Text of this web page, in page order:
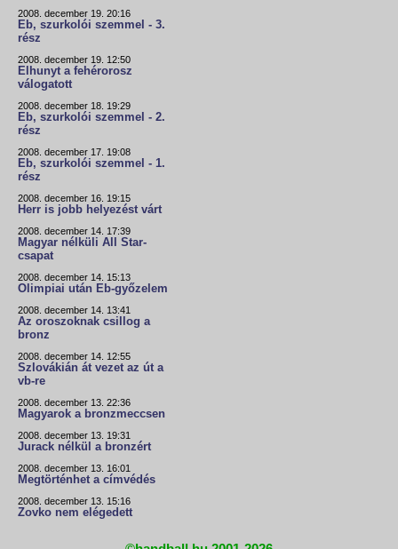
2008. december 19. 20:16
Eb, szurkolói szemmel - 3.
rész
2008. december 19. 12:50
Elhunyt a fehérorosz
válogatott
2008. december 18. 19:29
Eb, szurkolói szemmel - 2.
rész
2008. december 17. 19:08
Eb, szurkolói szemmel - 1.
rész
2008. december 16. 19:15
Herr is jobb helyezést várt
2008. december 14. 17:39
Magyar nélküli All Star-
csapat
2008. december 14. 15:13
Olimpiai után Eb-győzelem
2008. december 14. 13:41
Az oroszoknak csillog a
bronz
2008. december 14. 12:55
Szlovákián át vezet az út a
vb-re
2008. december 13. 22:36
Magyarok a bronzmeccsen
2008. december 13. 19:31
Jurack nélkül a bronzért
2008. december 13. 16:01
Megtörténhet a címvédés
2008. december 13. 15:16
Zovko nem elégedett